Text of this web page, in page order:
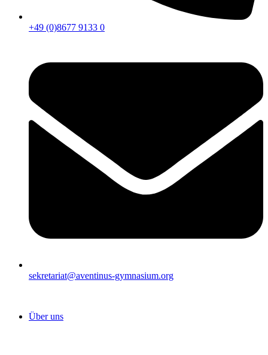
+49 (0)8677 9133 0
sekretariat@aventinus-gymnasium.org
Über uns